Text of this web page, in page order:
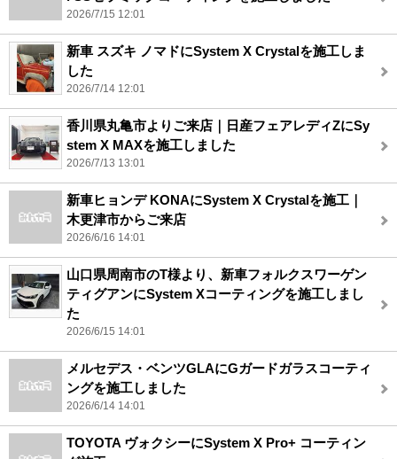
2026/7/15 12:01
新車 スズキ ノマドにSystem X Crystalを施工しま
した
2026/7/14 12:01
香川県丸亀市よりご来店｜日産フェアレディZにSy
stem X MAXを施工しました
2026/7/13 13:01
新車ヒョンデ KONAにSystem X Crystalを施工｜
木更津市からご来店
2026/6/16 14:01
山口県周南市のT様より、新車フォルクスワーゲン
ティグアンにSystem Xコーティングを施工しまし
た
2026/6/15 14:01
メルセデス・ベンツGLAにGガードガラスコーティ
ングを施工しました
2026/6/14 14:01
TOYOTA ヴォクシーにSystem X Pro+ コーティン